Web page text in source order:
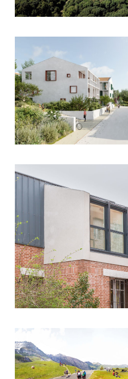
Briscous (64) –
Toulouse (31) –
Bernard
Col du Soulor (65) –